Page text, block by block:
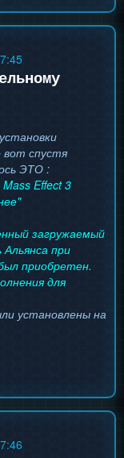
вот спустя
ЭТО :
Effect 3
загружаемый
при
приобретен.
для
установлены на